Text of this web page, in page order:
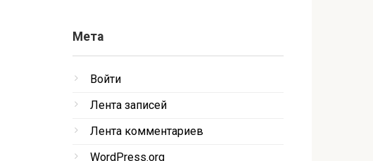
Мета
Войти
Лента записей
Лента комментариев
WordPress.org